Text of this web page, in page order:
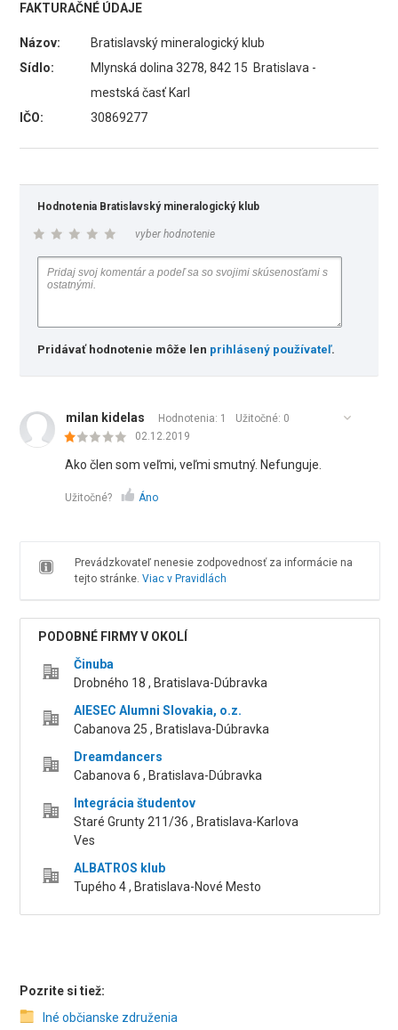
FAKTURAČNÉ ÚDAJE
Názov:
Bratislavský mineralogický klub
Sídlo:
Mlynská dolina 3278, 842 15 Bratislava -
mestská časť Karl
IČO:
30869277
Hodnotenia Bratislavský mineralogický klub
vyber hodnotenie
Pridávať hodnotenie môže len prihlásený používateľ.
milan kidelas Hodnotenia: 1 Užitočné: 0
02.12.2019
Ako člen som veľmi, veľmi smutný. Nefunguje.
Užitočné? Áno
Prevádzkovateľ nenesie zodpovednosť za informácie na
tejto stránke. Viac v Pravidlách
PODOBNÉ FIRMY V OKOLÍ
Činuba
Drobného 18 , Bratislava-Dúbravka
AIESEC Alumni Slovakia, o.z.
Cabanova 25 , Bratislava-Dúbravka
Dreamdancers
Cabanova 6 , Bratislava-Dúbravka
Integrácia študentov
Staré Grunty 211/36 , Bratislava-Karlova
Ves
ALBATROS klub
Tupého 4 , Bratislava-Nové Mesto
Pozrite si tiež:
Iné občianske združenia